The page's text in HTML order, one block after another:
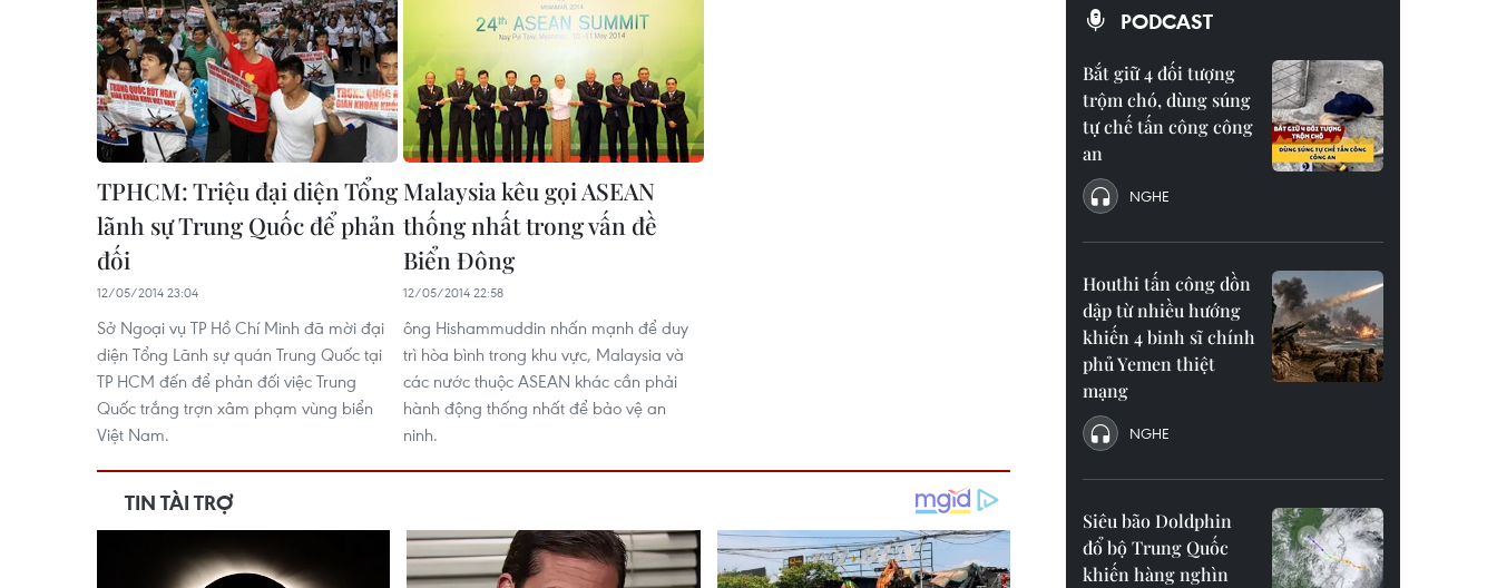
TPHCM: Triệu đại diện Tổng
lãnh sự Trung Quốc để phản
đối
12/05/2014 23:04
Sở Ngoại vụ TP Hồ Chí Minh đã mời đại
diện Tổng Lãnh sự quán Trung Quốc tại
TP HCM đến để phản đối việc Trung
Quốc trắng trợn xâm phạm vùng biển
Việt Nam.
Malaysia kêu gọi ASEAN
thống nhất trong vấn đề
Biển Đông
12/05/2014 22:58
ông Hishammuddin nhấn mạnh để duy
trì hòa bình trong khu vực, Malaysia và
các nước thuộc ASEAN khác cần phải
hành động thống nhất để bảo vệ an
ninh.
PODCAST
Bắt giữ 4 đối tượng
trộm chó, dùng súng
tự chế tấn công công
an
NGHE
Houthi tấn công dồn
dập từ nhiều hướng
khiến 4 binh sĩ chính
phủ Yemen thiệt
mạng
NGHE
Siêu bão Doldphin
đổ bộ Trung Quốc
khiến hàng nghìn